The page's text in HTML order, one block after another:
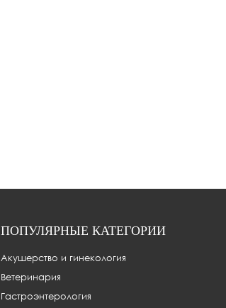
ПОПУЛЯРНЫЕ КАТЕГОРИИ
Акушерство и гинекология
Ветеринария
Гастроэнтерология